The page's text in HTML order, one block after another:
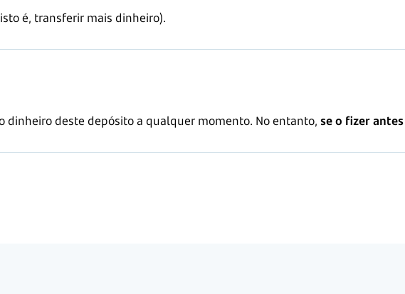
é, transferir mais dinheiro).
dinheiro deste depósito a qualquer momento. No entanto, se o fizer